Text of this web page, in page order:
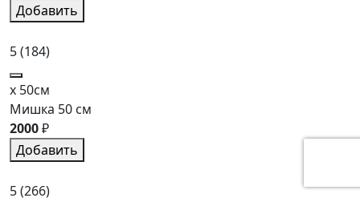
Добавить
5(184)
x 50см
Мишка 50 см
2000₽
Добавить
5(266)